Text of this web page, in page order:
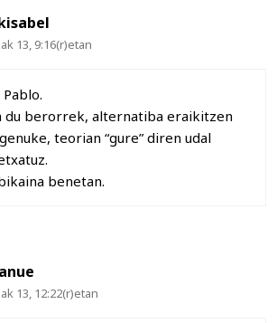
13, 9:16(r)etan
du berorrek, alternatiba eraikitzen
teorian “gure” diren udal
benetan.
13, 12:22(r)etan